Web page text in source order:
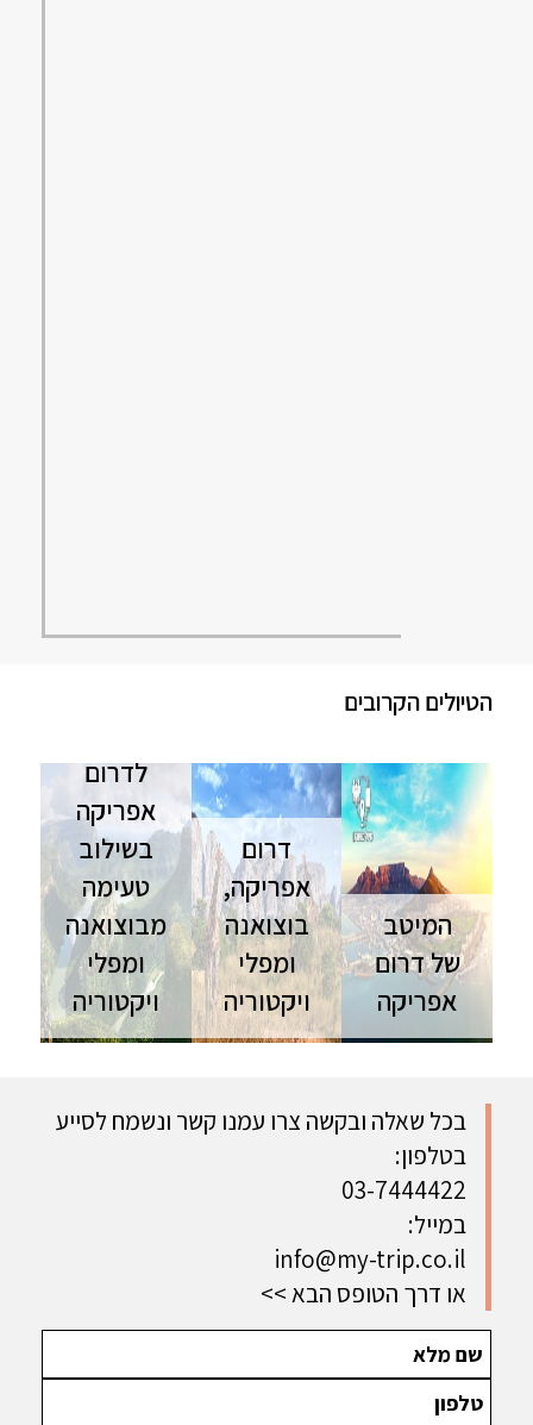
הטיולים הקרובים
המיטב
של דרום
אפריקה
דרום
אוק' מסע
מעמיק
בדרום
אפריקה,
בוצוואנה
ומפלי
ויקטוריה
דרום
אפריקה,
בוצואנה
ומפלי
ויקטוריה
דרום
פרטי טיול
איכותי
ויקטוריה, בו
נחווה את
תפארתו-
הגנים
לדרום
אפריקה
בשילוב
טעימה
מבוצואנה
ומפלי
ויקטוריה
דרום
14 יום דרום
אפריקה
שלושת
ועוד
בכל שאלה ובקשה צרו עמנו קשר ונשמח לסייע
בטלפון:
03-7444422
במייל:
info@my-trip.co.il
או דרך הטופס הבא >>